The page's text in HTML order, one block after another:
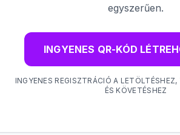
egyszerűen.
INGYENES QR-KÓD
INGYENES REGISZTRÁCIÓ A
ÉS KÖVETÉSHEZ